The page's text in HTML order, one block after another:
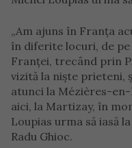
„Am ajuns în Franța
în diferite locuri, de
Franței, trecând prin
vizită la niște prieteni,
atunci la Mézières-en-
aici, la Martizay, în
Loupias urma să iasă
Radu Ghioc.